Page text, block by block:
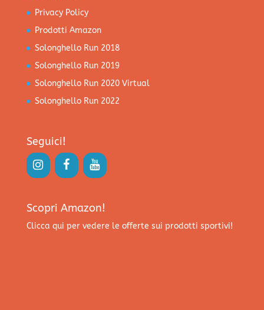
Privacy Policy
Prodotti Amazon
Solonghello Run 2018
Solonghello Run 2019
Solonghello Run 2020 Virtual
Solonghello Run 2022
Seguici!
Scopri Amazon!
Clicca qui per vedere le offerte sui prodotti sportivi!